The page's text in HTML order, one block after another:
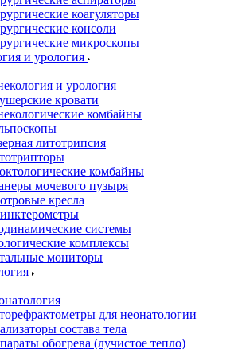
коагуляторы
консоли
микроскопы
и урология
и урология
кровати
комбайны
литотрипсия
комбайны
мочевого пузыря
кресла
системы
комплексы
мониторы
для неонатологии
состава тела
обогрева (лучистое тепло)